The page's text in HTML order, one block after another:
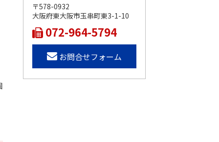
〒578-0932
大阪府東大阪市玉串町東3-1-10
072-964-5794
お問合せフォーム